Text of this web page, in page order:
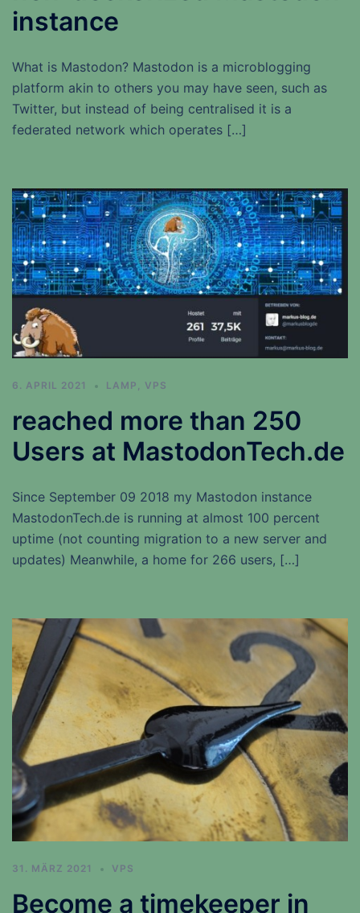
instance
What is Mastodon? Mastodon is a microblogging
platform akin to others you may have seen, such as
Twitter, but instead of being centralised it is a
federated network which operates […]
6. APRIL 2021 LAMP , VPS
reached more than 250
Users at MastodonTech.de
Since September 09 2018 my Mastodon instance
MastodonTech.de is running at almost 100 percent
uptime (not counting migration to a new server and
updates) Meanwhile, a home for 266 users, […]
31. MÄRZ 2021 VPS
Become a timekeeper in